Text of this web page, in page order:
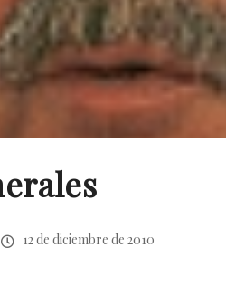
12 de diciembre de 2010